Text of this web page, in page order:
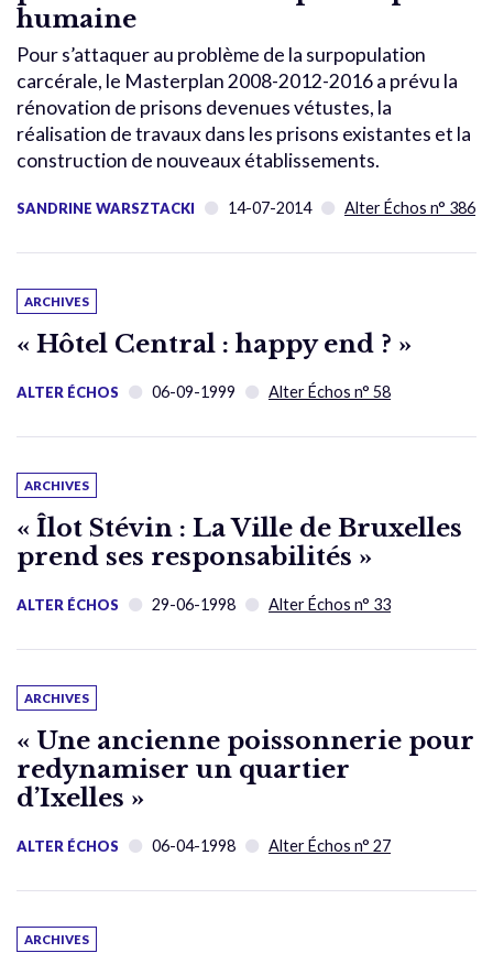
humaine
Pour s’attaquer au problème de la surpopulation
carcérale, le Masterplan 2008-2012-2016 a prévu la
rénovation de prisons devenues vétustes, la
réalisation de travaux dans les prisons existantes et la
construction de nouveaux établissements.
SANDRINE WARSZTACKI 14-07-2014 Alter Échos n° 386
ARCHIVES
« Hôtel Central : happy end ? »
ALTER ÉCHOS 06-09-1999 Alter Échos n° 58
ARCHIVES
« Îlot Stévin : La Ville de Bruxelles
prend ses responsabilités »
ALTER ÉCHOS 29-06-1998 Alter Échos n° 33
ARCHIVES
« Une ancienne poissonnerie pour
redynamiser un quartier
d’Ixelles »
ALTER ÉCHOS 06-04-1998 Alter Échos n° 27
ARCHIVES